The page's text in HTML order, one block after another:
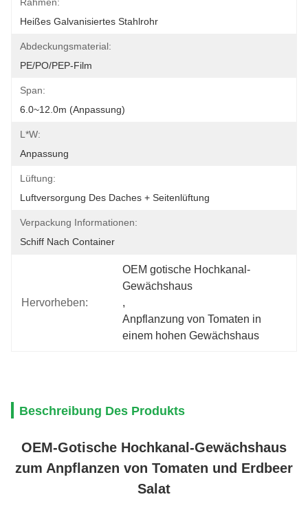
Heißes Galvanisiertes Stahlrohr
Abdeckungsmaterial:
PE/PO/PEP-Film
Span:
6.0~12.0m (Anpassung)
L*W:
Anpassung
Lüftung:
Luftversorgung Des Daches + Seitenlüftung
Verpackung Informationen:
Schiff Nach Container
Hervorheben:
OEM gotische Hochkanal-
Gewächshaus
,
Anpflanzung von Tomaten in
einem hohen Gewächshaus
Beschreibung Des Produkts
OEM-Gotische Hochkanal-Gewächshaus
zum Anpflanzen von Tomaten und Erdbeer
Salat